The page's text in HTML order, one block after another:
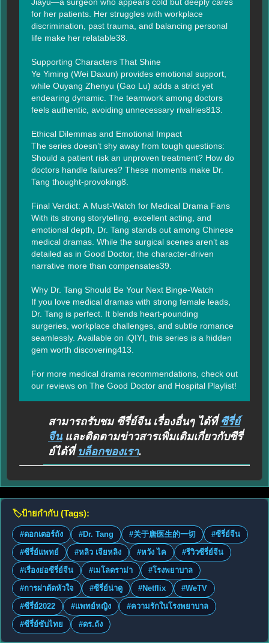
for her patients. Her struggles with workplace
discrimination, past trauma, and balancing personal
life make her relatable38.
Supporting Characters That Shine
Ye Yiming (Wei Daxun) provides emotional support,
while Ouyang Zhenyu (Gao Lu) adds a strict yet
endearing dynamic. The teamwork among doctors
feels authentic, avoiding unnecessary rivalries813.
Ethical Dilemmas and Emotional Impact
The series doesn’t shy away from tough questions:
Should a patient risk an unproven treatment? How do
doctors handle failures? These moments make Dr.
Tang thought-provoking8.
Final Verdict: A Must-Watch for Medical Drama Fans
With its strong storytelling, excellent acting, and
emotional depth, Dr. Tang stands out among Chinese
medical dramas. While the surgical scenes aren’t as
detailed as in Good Doctor, the character-driven
narrative more than compensates39.
Why Dr. Tang Should Be Your Next Binge-Watch
If you love medical dramas with strong female leads,
Dr. Tang is perfect. It blends heart-pounding
surgeries, workplace challenges, and subtle romance
seamlessly. Available on iQIYI, this series is a hidden
gem worth discovering413.
For more medical drama recommendations, check out
our reviews on The Good Doctor and Hospital Playlist!
สามารถรับชม ซีรี่ย์จีน เรื่องอื่นๆ ได้ที่ ซีรี่ย์
จีนและติดตามข่าวสารเพิ่มเติมเกี่ยวกับซีรี่
ย์ได้ที่ บล็อกของเรา.
🏷️ป้ายกำกับ (Tags):
#ดอกเตอร์ถัง #Dr. Tang #关于唐医生的一切
#ซีรี่ย์จีน
#ซีรี่ย์แพทย์
#หลิว เจียหลิง #หวัง ไค
#รีวิวซีรี่ย์จีน
#เรื่องย่อซีรี่ย์จีน
#เมโลดราม่า
#โรงพยาบาล
#การผ่าตัดหัวใจ
#ซีรี่ย์น่าดู #Netflix
#WeTV
#ซีรี่ย์2022
#แพทย์หญิง
#ความรักในโรงพยาบาล
#ซีรี่ย์ซับไทย
#ดร.ถัง